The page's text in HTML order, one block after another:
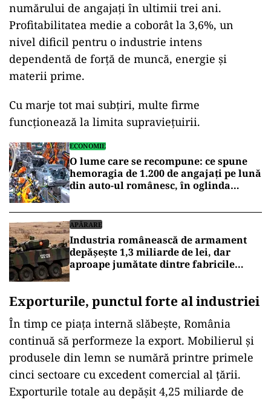
numărului de angajați în ultimii trei ani.
Profitabilitatea medie a coborât la 3,6%, un
nivel dificil pentru o industrie intens
dependentă de forță de muncă, energie și
materii prime.
Cu marje tot mai subțiri, multe firme
funcționează la limita supraviețuirii.
ECONOMIE
O lume care se recompune: ce spune
hemoragia de 1.200 de angajați pe lună
din auto-ul românesc, în oglinda
APĂRARE
Industria românească de armament
depășește 1,3 miliarde de lei, dar
aproape jumătate dintre fabricile
Exporturile, punctul forte al industriei
În timp ce piața internă slăbește, România
continuă să performeze la export. Mobilierul și
produsele din lemn se numără printre primele
cinci sectoare cu excedent comercial al țării.
Exporturile totale au depășit 4,25 miliarde de